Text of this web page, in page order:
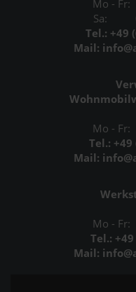
Mo - Fr:
Sa:
Tel.: +49
Mail:
Mo - Fr:
Tel.: +49
Mail:
Mo - Fr:
Tel.:
Mail: